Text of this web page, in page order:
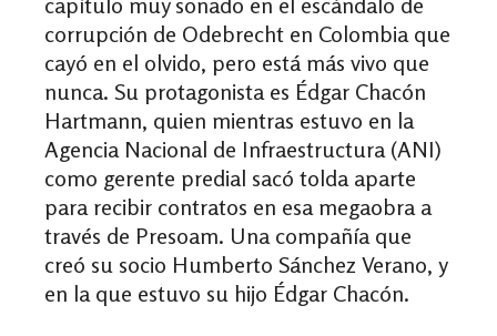
corrupción de Odebrecht en Colombia que
cayó en el olvido, pero está más vivo que
nunca. Su protagonista es Édgar Chacón
Hartmann, quien mientras estuvo en la
Agencia Nacional de Infraestructura (ANI)
como gerente predial sacó tolda aparte
para recibir contratos en esa megaobra a
través de Presoam. Una compañía que
creó su socio Humberto Sánchez Verano, y
en la que estuvo su hijo Édgar Chacón.